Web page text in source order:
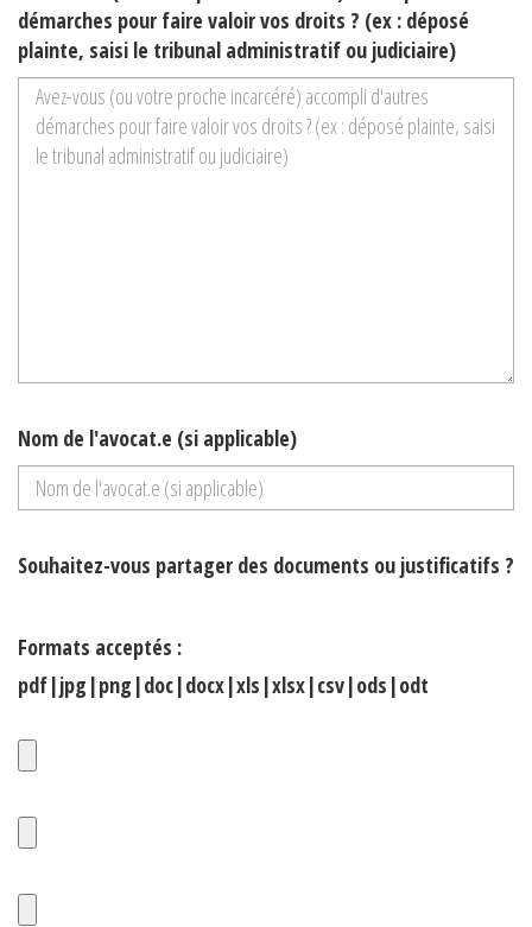
démarches pour faire valoir vos droits ? (ex : déposé
plainte, saisi le tribunal administratif ou judiciaire)
Nom de l'avocat.e (si applicable)
Souhaitez-vous partager des documents ou justificatifs ?
Formats acceptés :
pdf|jpg|png|doc|docx|xls|xlsx|csv|ods|odt